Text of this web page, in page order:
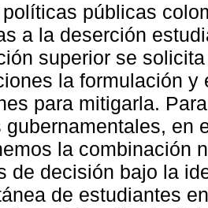
públicas
a la deserción
superior se
la formulación y
para mitigarla.
gubernamentales, en
la combinación
de decisión bajo la
de estudiantes